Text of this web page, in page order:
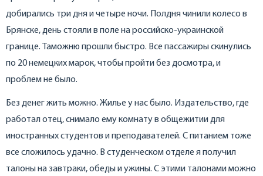
добирались три дня и четыре ночи. Полдня чинили колесо в
Брянске, день стояли в поле на российско-украинской
границе. Таможню прошли быстро. Все пассажиры скинулись
по 20 немецких марок, чтобы пройти без досмотра, и
проблем не было.
Без денег жить можно. Жилье у нас было. Издательство, где
работал отец, снимало ему комнату в общежитии для
иностранных студентов и преподавателей. С питанием тоже
все сложилось удачно. В студенческом отделе я получил
талоны на завтраки, обеды и ужины. С этими талонами можно